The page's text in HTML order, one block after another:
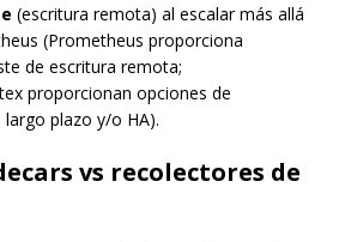
(escritura remota) al escalar más allá
(Prometheus proporciona
de escritura remota;
proporcionan opciones de
plazo y/o HA).
vs recolectores de